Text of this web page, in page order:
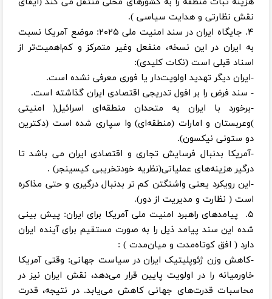
نقش نظارتی و هدایت سیاسی ).
۴. جایگاه ایران در سند امنیت ملی ۲۰۲۵: موضع آمریکا نسبت
به ایران در این نسخه، منفعل‌ وغیر متمرکز و کم‌اهمیت‌تر از
اسناد قبلی است (نکات کلیدی):
-ایران دیگر تهدید اولویت‌دار یا فوری معرفی نشده است.
- سند فرض را بر افول تدریجی اقتصادی ایران گذاشته است.
-برخورد با ایران به متحدان منطقه‌ای اسرائیل( امنیتی
)وعربستان و امارات (منطقه‌ای) وا سپاری شده است (دکترین
دو ستونی نیکسون).
-آمریکا بدنبال فرسایش تجاری و اقتصادی ایران می باشد تا
درگیر هزینه‌های عملیاتی(نظریه خودتخریبی کیسینجر) .
-این رویکرد یعنی واشنگتن کم تر بدنبال درگیری و حتی مذاکره
است ( نظارت و مدیریت از دور).
۵. پیامدهای راهبرد امنیت ملی آمریکا برای ایران: پیش بینی
شده این سند پیامد ذیل را به صورت مستقیم برای آینده ایران
دارد ( افق کوتاه‌مدت و میان‌مدت ) :
-کاهش وزن ژئوپلیتیک ایران در سیاست جهانی: وقتی آمریکا
خاورمیانه را در اولویت پایین قرار می‌دهد، نقش ایران نیز در
محاسبات قدرت‌های جهانی کاهش می‌یابد. در نتیجه، قدرت